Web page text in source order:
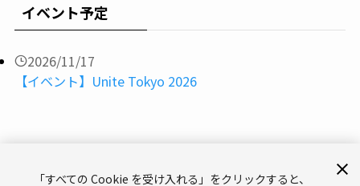
イベント予定
2026/11/17
【イベント】Unite Tokyo 2026
「すべての Cookie を受け入れる」をクリックすると、